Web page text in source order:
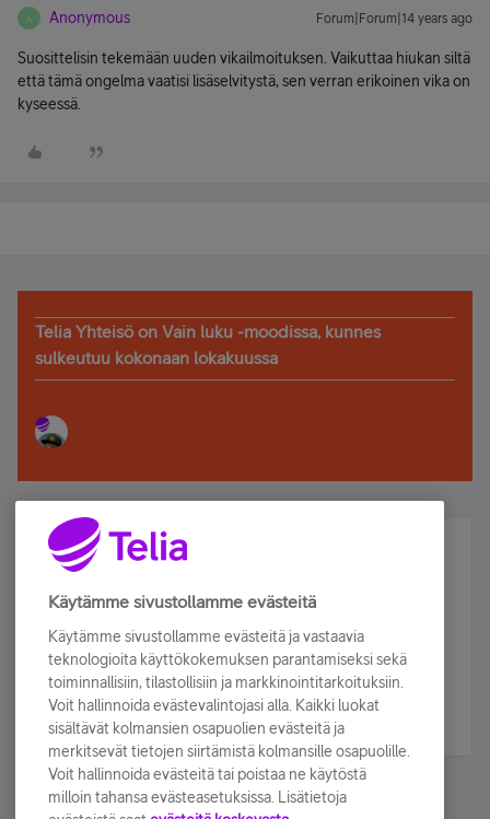
A Anonymous Forum|Forum|14 years ago
Suosittelisin tekemään uuden vikailmoituksen. Vaikuttaa hiukan siltä
että tämä ongelma vaatisi lisäselvitystä, sen verran erikoinen vika on
kyseessä.
Telia Yhteisö on Vain luku -moodissa, kunnes
sulkeutuu kokonaan lokakuussa
Älä jää paitsi – osallistu ja voita!
Tilaa Telian uutiskirje ja olet mukana arvonnassa.
sähköpostiisi.
Tilaa nyt
Käytämme sivustollamme evästeitä
Käytämme sivustollamme evästeitä ja vastaavia
teknologioita käyttökokemuksen parantamiseksi sekä
toiminnallisiin, tilastollisiin ja markkinointitarkoituksiin.
Voit hallinnoida evästevalintojasi alla. Kaikki luokat
sisältävät kolmansien osapuolien evästeitä ja
merkitsevät tietojen siirtämistä kolmansille osapuolille.
Voit hallinnoida evästeitä tai poistaa ne käytöstä
milloin tahansa evästeasetuksissa. Lisätietoja